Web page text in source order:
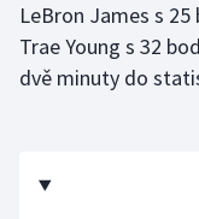
LeBron James s
Trae Young s 32
dvě minuty do